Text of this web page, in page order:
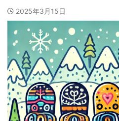
2025年3月15日